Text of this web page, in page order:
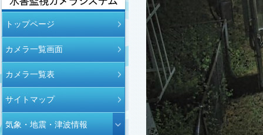
大分市水害監視
カメラシステム
トップページ
カメラ一覧画面
カメラ一覧表
サイトマップ
気象・地震・津波情報